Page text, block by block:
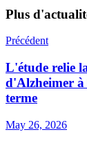
Plus
Précédent
L'étude relie
d'Alzheimer
terme
May 26, 2026